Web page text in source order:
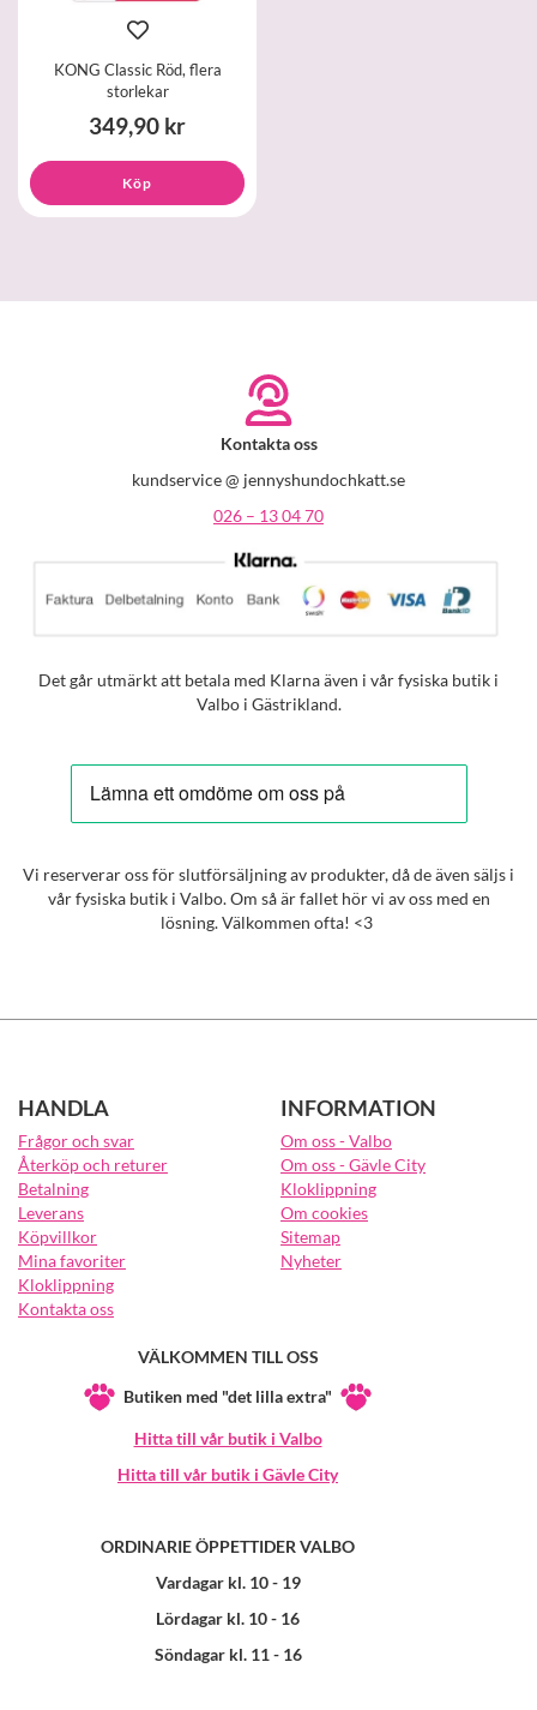
KONG Classic Röd, flera
storlekar
349,90 kr
Köp
Kontakta oss
kundservice @ jennyshundochkatt.se
026 – 13 04 70
Det går utmärkt att betala med Klarna även i vår fysiska butik i
Valbo i Gästrikland.
Vi reserverar oss för slutförsäljning av produkter, då de även säljs i
vår fysiska butik i Valbo. Om så är fallet hör vi av oss med en
lösning. Välkommen ofta! <3
HANDLA
Frågor och svar
Återköp och returer
Betalning
Leverans
Köpvillkor
Mina favoriter
Kloklippning
Kontakta oss
INFORMATION
Om oss - Valbo
Om oss - Gävle City
Kloklippning
Om cookies
Sitemap
Nyheter
VÄLKOMMEN TILL OSS
Butiken med "det lilla extra"
Hitta till vår butik i Valbo
Hitta till vår butik i Gävle City
ORDINARIE ÖPPETTIDER VALBO
Vardagar kl. 10 - 19
Lördagar kl. 10 - 16
Söndagar kl. 11 - 16